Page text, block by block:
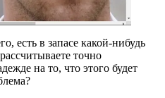
есть в запасе какой-нибудь
точно
на то, что этого будет